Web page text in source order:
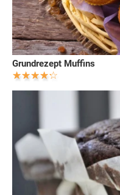
Grundrezept Muffins